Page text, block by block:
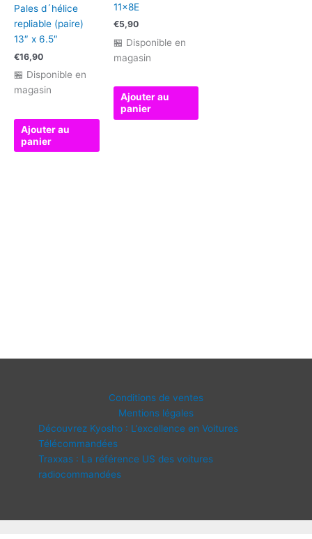
Pales d´hélice
repliable (paire)
13″ x 6.5″
€16,90
🏪 Disponible en
magasin
Ajouter au
panier
11x8E
€5,90
🏪 Disponible en
magasin
Ajouter au
panier
Conditions de ventes
Mentions légales
Découvrez Kyosho : L’excellence en Voitures
Télécommandées
Traxxas : La référence US des voitures
radiocommandées